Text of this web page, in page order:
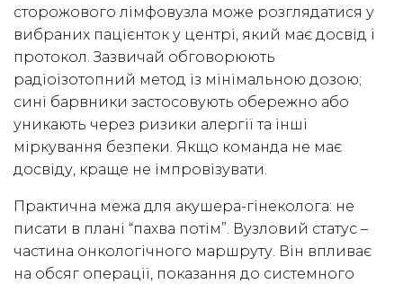
сторожового лімфовузла може розглядатися у
вибраних пацієнток у центрі, який має досвід і
протокол. Зазвичай обговорюють
радіоізотопний метод із мінімальною дозою;
сині барвники застосовують обережно або
уникають через ризики алергії та інші
міркування безпеки. Якщо команда не має
досвіду, краще не імпровізувати.
Практична межа для акушера-гінеколога: не
писати в плані “пахва потім”. Вузловий статус –
частина онкологічного маршруту. Він впливає
на обсяг операції, показання до системного